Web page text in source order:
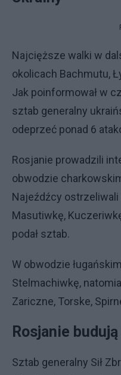
Najcięższe walki w
okolicach Bachmutu,
Jak poinformował w
sztab generalny
odeprzeć ponad 6
Rosjanie prowadzili
obwodzie
Najeźdźcy ostrzeliwali
Masutiwkę,
podał sztab.
W obwodzie
Stelmachiwkę,
Zariczne, Torske,
Rosjanie
Sztab generalny Sił